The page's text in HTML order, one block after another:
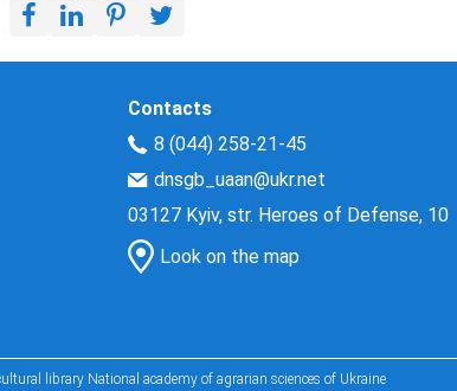
Contacts
8 (044) 258-21-45
dnsgb_uaan@ukr.net
03127 Kyiv, str. Heroes of Defense, 10
Look on the map
library National academy of agrarian sciences of Ukraine